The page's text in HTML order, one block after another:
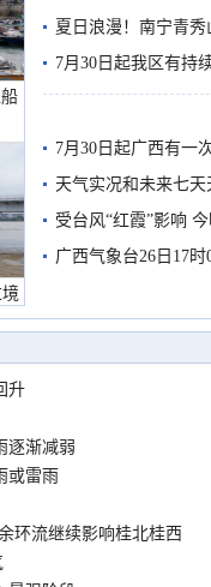
境
雨
夏日浪漫！南宁青
7月30日起我区有持
7月30日起广西有一
天气实况和未来七天
受台风“红霞”影响
有较强降雨
广西气象台26日17
升
逐渐减弱
或雷雨
环流继续影响桂北桂西